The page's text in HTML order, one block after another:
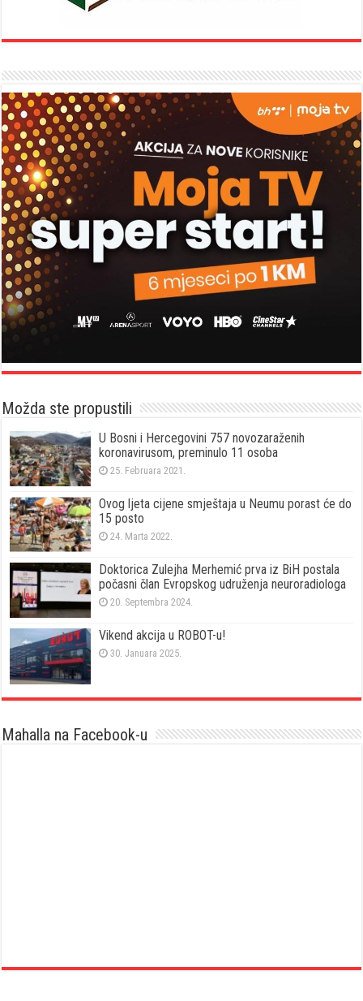
Možda ste propustili
U Bosni i Hercegovini 757 novozaraženih
koronavirusom, preminulo 11 osoba
25. Februara 2021.
Ovog ljeta cijene smještaja u Neumu porast će do
15 posto
24. Marta 2022.
Doktorica Zulejha Merhemić prva iz BiH postala
počasni član Evropskog udruženja neuroradiologa
20. Septembra 2024.
Vikend akcija u ROBOT-u!
30. Januara 2025.
Mahalla na Facebook-u